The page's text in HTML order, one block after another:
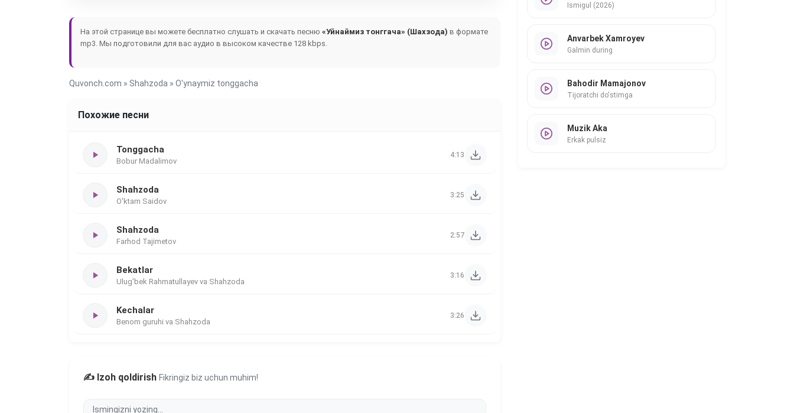
На этой странице вы можете бесплатно слушать и скачать песню «Уйнаймиз тонггача» (Шахзода) в формате
mp3. Мы подготовили для вас аудио в высоком качестве 128 kbps.
Quvonch.com » Shahzoda » O'ynaymiz tonggacha
Похожие песни
Tonggacha
Bobur Madalimov
4:13
Shahzoda
O'ktam Saidov
3:25
Shahzoda
Farhod Tajimetov
2:57
Bekatlar
Ulug'bek Rahmatullayev va Shahzoda
3:16
Kechalar
Benom guruhi va Shahzoda
3:26
✍️ Izoh qoldirish Fikringiz biz uchun muhim!
Ismigul (2026)
Anvarbek Xamroyev
Galmin during
Bahodir Mamajonov
Tijoratchi do'stimga
Muzik Aka
Erkak pulsiz